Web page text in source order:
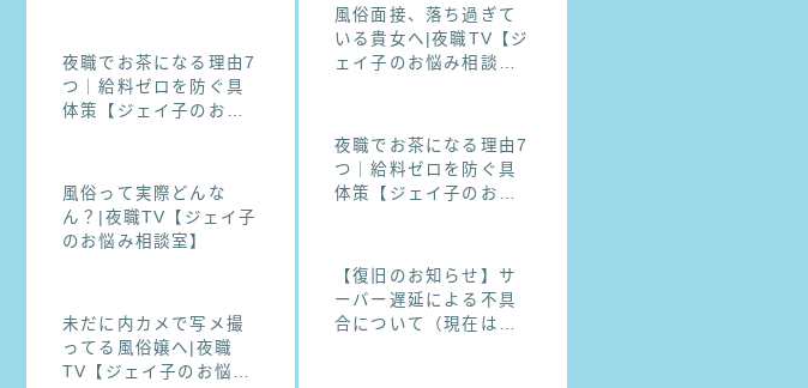
夜職でお茶になる理由7
つ｜給料ゼロを防ぐ具
体策【ジェイ子のお悩
風俗って実際どんな
ん？|夜職TV【ジェイ子
のお悩み相談室】
未だに内カメで写メ撮
ってる風俗嬢へ|夜職
TV【ジェイ子のお悩み
風俗面接、落ち過ぎて
いる貴女へ|夜職TV【ジ
ェイ子のお悩み相談
夜職でお茶になる理由7
つ｜給料ゼロを防ぐ具
体策【ジェイ子のお悩
【復旧のお知らせ】サ
ーバー遅延による不具
合について（現在は正